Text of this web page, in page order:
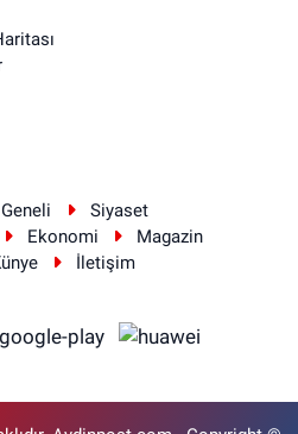
Siyaset
Ekonomi
Magazin
İletişim